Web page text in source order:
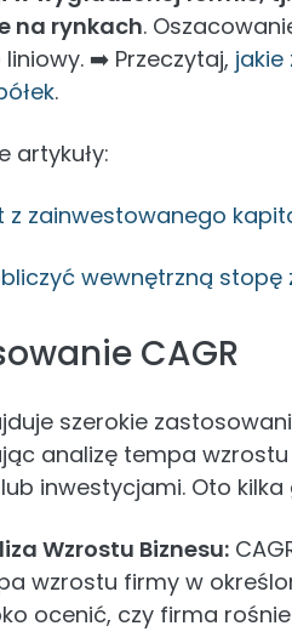
na rynkach.
➡️ Przeczytaj, jakie
.
artykuły:
z zainwestowanego
wewnętrzną stopę
CAGR
szerokie
analizę tempa
inwestycjami. Oto
Wzrostu Biznesu:
wzrostu firmy w
ocenić, czy firma